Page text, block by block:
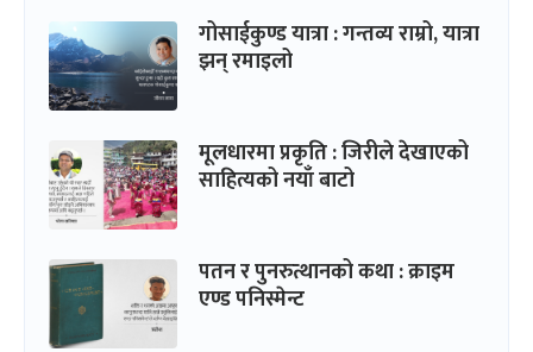
गोसाईकुण्ड यात्रा : गन्तव्य राम्रो, यात्रा
झन् रमाइलो
मूलधारमा प्रकृति : जिरीले देखाएको
साहित्यको नयाँ बाटो
पतन र पुनरुत्थानको कथा : क्राइम
एण्ड पनिस्मेन्ट